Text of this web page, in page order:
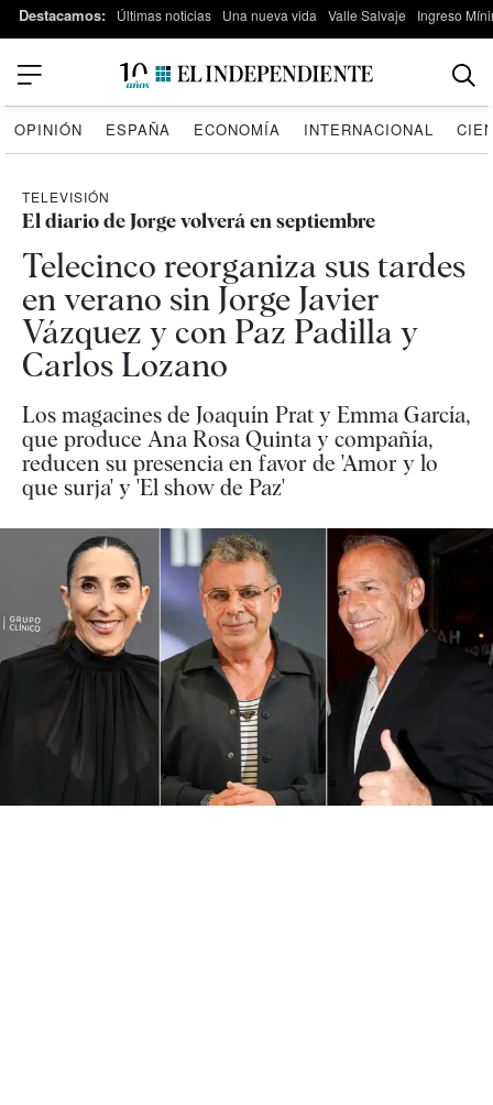
Destacamos: Últimas noticias Una nueva vida Valle Salvaje Ingreso
OPINIÓN ESPAÑA ECONOMÍA INTERNACIONAL
TELEVISIÓN
El diario de Jorge volverá en septiembre
Telecinco reorganiza sus tardes
en verano sin Jorge Javier
Vázquez y con Paz Padilla y
Carlos Lozano
Los magacines de Joaquín Prat y Emma García,
que produce Ana Rosa Quinta y compañía,
reducen su presencia en favor de 'Amor y lo
que surja' y 'El show de Paz'